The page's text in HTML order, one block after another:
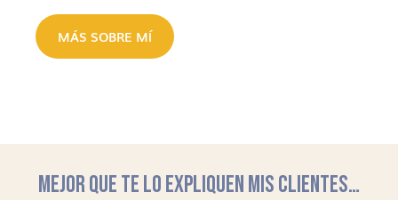
MÁS SOBRE MÍ
MEJOR QUE TE LO EXPLIQUEN MIS CLIENTES…